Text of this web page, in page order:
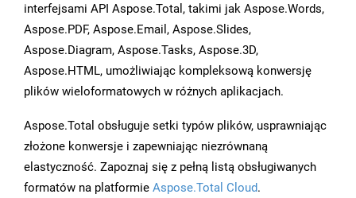
interfejsami API Aspose.Total, takimi jak Aspose.Words,
Aspose.PDF, Aspose.Email, Aspose.Slides,
Aspose.Diagram, Aspose.Tasks, Aspose.3D,
Aspose.HTML, umożliwiając kompleksową konwersję
plików wieloformatowych w różnych aplikacjach.
Aspose.Total obsługuje setki typów plików, usprawniając
złożone konwersje i zapewniając niezrównaną
elastyczność. Zapoznaj się z pełną listą obsługiwanych
formatów na platformie Aspose.Total Cloud.